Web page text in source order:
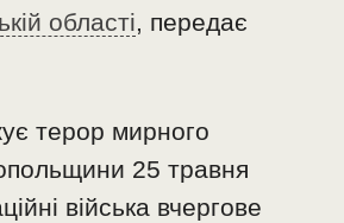
області, передає
терор мирного
25 травня
війська вчергове